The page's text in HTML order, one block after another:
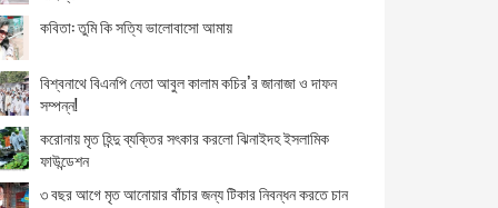
ঝিনাইদহে আমার বাংলাদেশ ফাউন্ডেশনের উদ্যোগে বৃক্ষ রোপন
ভ্যান চাওয়া তেল বিক্রেতা সেই বৃদ্ধা এখন শয্যাশায়ী
রাঙ্গুনিয়ায় সংবর্ধিত হলেন নবাগত ও বিদায়ী ইউএনও
বৌদ্ধ ধর্মীয় কল্যান ট্রাস্টের ট্রাস্টি নির্বাচিত রঞ্জন বড়ুয়া
কবিতা: তুমি কি সত্যি ভালোবাসো আমায়
বিশ্বনাথে বিএনপি নেতা আবুল কালাম কচির’র জানাজা ও দাফন
সম্পন্ন!
করোনায় মৃত হিন্দু ব্যক্তির সৎকার করলো ঝিনাইদহ ইসলামিক
ফাউন্ডেশন
৩ বছর আগে মৃত আনোয়ার বাঁচার জন্য টিকার নিবন্ধন করতে চান